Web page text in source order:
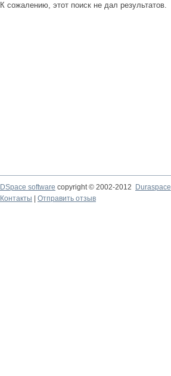
К сожалению, этот поиск не дал результатов.
DSpace software copyright © 2002-2012
Duraspace
Контакты
Отправить отзыв